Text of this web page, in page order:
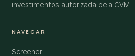
investimentos autorizada pela CVM.
NAVEGAR
Screener